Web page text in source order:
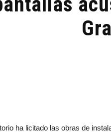
ha licitado las obras de